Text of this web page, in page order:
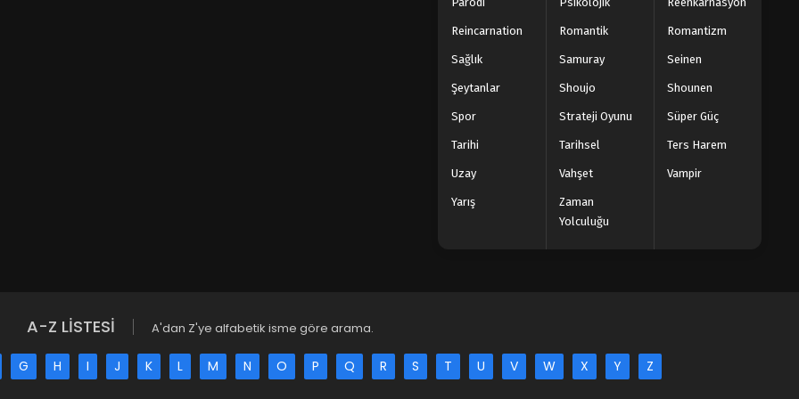
Reincarnation Romantik Romantizm
Sağlık Samuray Seinen
Şeytanlar Shoujo Shounen
Spor Strateji Oyunu Süper Güç
Tarihi Tarihsel Ters Harem
Uzay Vahşet Vampir
Yarış
Zaman
Yolculuğu
A-Z LİSTESİ A'dan Z'ye alfabetik isme göre arama.
G H I J K L M N O P Q R S T U V W X Y Z